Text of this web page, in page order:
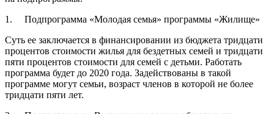
1. Подпрограмма «Молодая семья» программы «Жилище»
Суть ее заключается в финансировании из бюджета тридцати
процентов стоимости жилья для бездетных семей и тридцати
пяти процентов стоимости для семей с детьми. Работать
программа будет до 2020 года. Задействованы в такой
программе могут семьи, возраст членов в которой не более
тридцати пяти лет.